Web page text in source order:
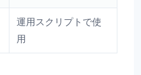
運用スクリプトで使
用